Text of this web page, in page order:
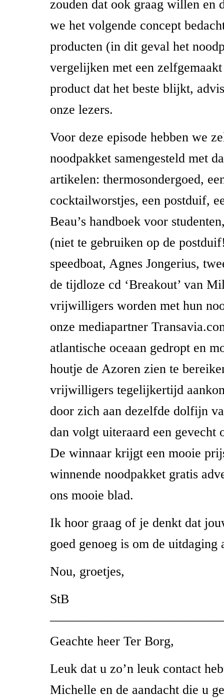
zouden dat ook graag willen en
we het volgende concept
producten (in dit geval het
vergelijken met een
product dat het beste blijkt,
onze lezers.
Voor deze episode hebben we
noodpakket samengesteld met
artikelen: thermosondergoed,
cocktailworstjes, een postduif,
Beau’s handboek voor
(niet te gebruiken op de
speedboat, Agnes Jongerius,
de tijdloze cd ‘Breakout’ van
vrijwilligers worden met hun
onze mediapartner
atlantische oceaan gedropt en
houtje de Azoren zien te
vrijwilligers tegelijkertijd
door zich aan dezelfde dolfijn
dan volgt uiteraard een gevecht
De winnaar krijgt een mooie
winnende noodpakket gratis
ons mooie blad.
Ik hoor graag of je denkt dat
goed genoeg is om de uitdaging
Nou, groetjes,
StB
Geachte heer Ter Borg,
Leuk dat u zo’n leuk contact
Michelle en de aandacht die u